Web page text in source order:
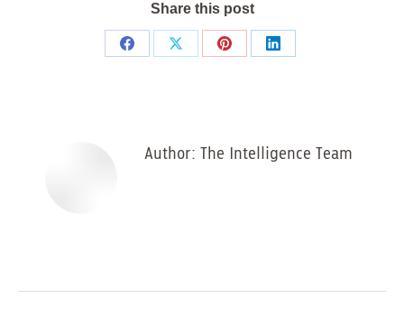
Share this post
Share
Share
Share
Share
Author: The Intelligence Team